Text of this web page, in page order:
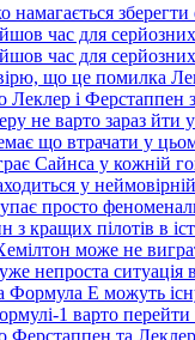
намагається
час для
час для
що це помилка
Леклер і Ферстаппен
не варто зараз йти
що втрачати у
Сайнса у кожній
у
просто
з кращих пілотів в
може не
непроста ситуація
Формула Е можуть
1 варто перейти
Ферстаппен та